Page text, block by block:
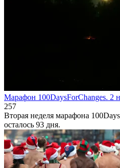
Марафон 100DaysForChanges. 2
257
Вторая неделя марафона
осталось 93 дня.